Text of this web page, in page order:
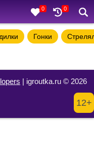
0 0
Гонки
| igroutka.ru © 2026
12+